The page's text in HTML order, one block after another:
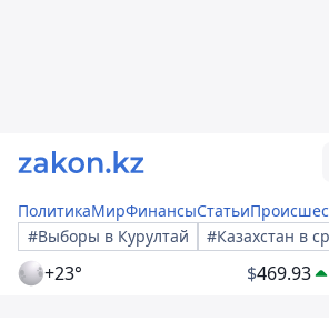
ПолитикаМирФинансыСтатьи
#Выборы в Курултай
#Казахстан в
+23° $469.93